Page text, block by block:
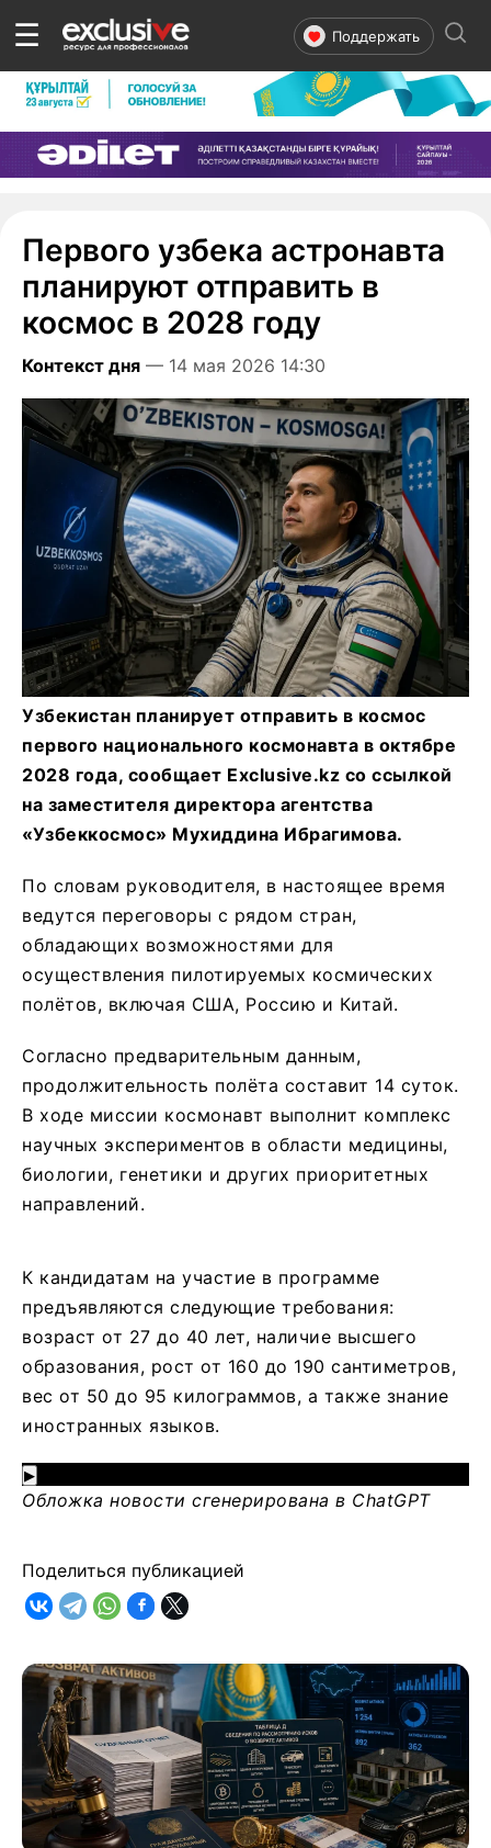
☰ Поддержать
Первого узбека астронавта
планируют отправить в
космос в 2028 году
Контекст дня — 14 мая 2026 14:30
Узбекистан планирует отправить в космос
первого национального космонавта в октябре
2028 года, сообщает Exclusive.kz со ссылкой
на заместителя директора агентства
«Узбеккосмос» Мухиддина Ибрагимова.
По словам руководителя, в настоящее время
ведутся переговоры с рядом стран,
обладающих возможностями для
осуществления пилотируемых космических
полётов, включая США, Россию и Китай.
Согласно предварительным данным,
продолжительность полёта составит 14 суток.
В ходе миссии космонавт выполнит комплекс
научных экспериментов в области медицины,
биологии, генетики и других приоритетных
направлений.
К кандидатам на участие в программе
предъявляются следующие требования:
возраст от 27 до 40 лет, наличие высшего
образования, рост от 160 до 190 сантиметров,
вес от 50 до 95 килограммов, а также знание
иностранных языков.
▶
Обложка новости сгенерирована в ChatGPT
Поделиться публикацией